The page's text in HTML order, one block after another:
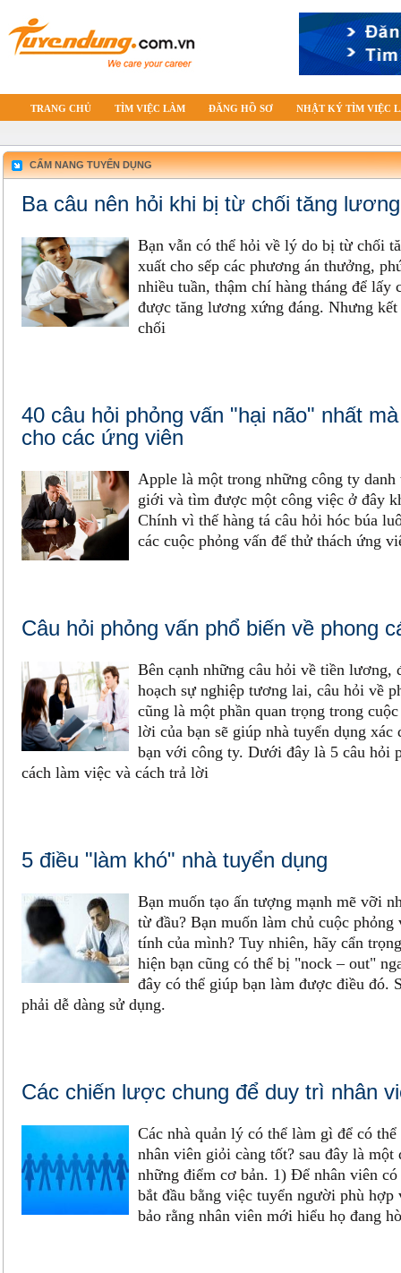
TRANG CHỦ TÌM VIỆC LÀM ĐĂNG HỒ SƠ NHẬT KÝ TÌM VIỆC
CẨM NANG TUYỂN DỤNG
Ba câu nên hỏi khi bị từ chối tăng lương
Bạn vẫn có thể hỏi về lý do bị từ chối
xuất cho sếp các phương án thưởng,
nhiều tuần, thậm chí hàng tháng để lấy
được tăng lương xứng đáng. Nhưng
chối
40 câu hỏi phỏng vấn "hại não" nhất
cho các ứng viên
Apple là một trong những công ty danh
giới và tìm được một công việc ở đây
Chính vì thế hàng tá câu hỏi hóc búa
các cuộc phỏng vấn để thử thách ứng
Câu hỏi phỏng vấn phổ biến về phong
Bên cạnh những câu hỏi về tiền lương,
hoạch sự nghiệp tương lai, câu hỏi về
cũng là một phần quan trọng trong
lời của bạn sẽ giúp nhà tuyển dụng xác
bạn với công ty. Dưới đây là 5 câu hỏi
cách làm việc và cách trả lời
5 điều "làm khó" nhà tuyển dụng
Bạn muốn tạo ấn tượng mạnh mẽ vỡi
từ đầu? Bạn muốn làm chủ cuộc phỏng
tính của mình? Tuy nhiên, hãy cẩn
hiện bạn cũng có thể bị "nock – out"
đây có thể giúp bạn làm được điều đó.
phải dễ dàng sử dụng.
Các chiến lược chung để duy trì nhân
Các nhà quản lý có thể làm gì để có
nhân viên giỏi càng tốt? sau đây là một
những điểm cơ bản. 1) Để nhân viên
bắt đầu bằng việc tuyển người phù
bảo rằng nhân viên mới hiểu họ đang